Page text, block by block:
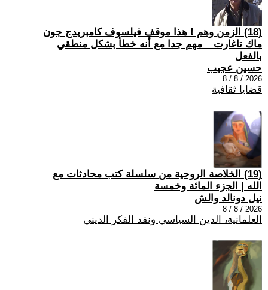
(18) الزمن وهم ! هذا موقف فيلسوف كامبريدج جون
ماك تاغارت _ مهم جدا مع أنه خطأ بشكل منطقي
بالفعل
حسين عجيب
2026 / 8 / 8
قضايا ثقافية
(19) الخلاصة الروحية من سلسلة كتب محادثات مع
الله | الجزء المائة وخمسة
نيل دونالد والش
2026 / 8 / 8
العلمانية، الدين السياسي ونقد الفكر الديني